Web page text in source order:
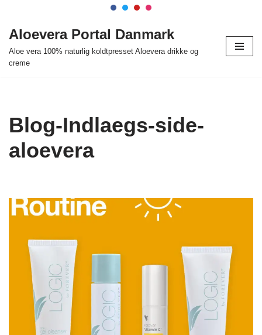
Spring
indhold
Aloevera Portal Danmark
Aloe vera 100% naturlig koldtpresset Aloevera drikke og
creme
Blog-Indlaegs-side-
aloevera